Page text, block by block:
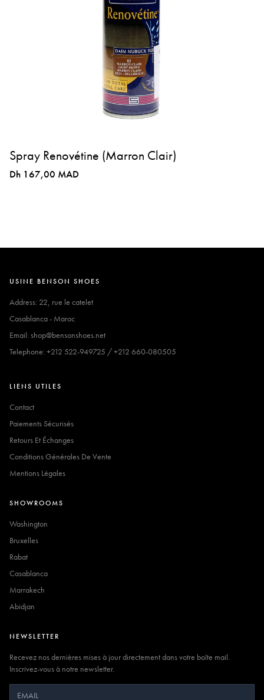
Spray Renovétine (Marron Clair)
Dh 167,00 MAD
USINE BENSON SHOES
Address: 22, rue le catelet
Casablanca - Maroc
Email: shop@bensonshoes.net
Telephone: +212 522-949725 / +212 660-080505
LIENS UTILES
Contact
Paiements Sécurisés
Retours Et Échanges
Conditions Générales De Vente
Mentions Légales
SHOWROOMS
Washington
Bruxelles
Rabat
Casablanca
Marrakech
Abidjan
NEWSLETTER
Recevez nos dernières mises à jour directement dans votre boîte mail.
Inscrivez-vous à notre newsletter.